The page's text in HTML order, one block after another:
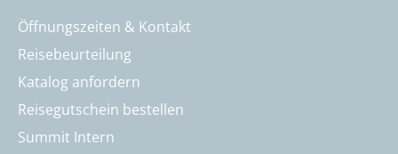
Öffnungszeiten & Kontakt
Reisebeurteilung
Katalog anfordern
Reisegutschein bestellen
Summit Intern